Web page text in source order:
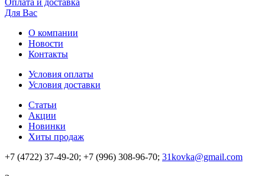
Для Вас
О компании
Новости
Контакты
Условия оплаты
Условия доставки
Статьи
Акции
Новинки
Хиты продаж
+7 (4722) 37-49-20; +7 (996) 308-96-70; 31kovka@gmail.com